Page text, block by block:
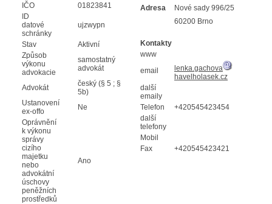
IČO
01823841
ID
datové
schránky
ujzwypn
Stav
Aktivní
Způsob
výkonu
advokacie
samostatný
advokát
Advokát
český (§ 5 ; §
5b)
Ustanovení
ex-offo
Ne
Oprávnění
k výkonu
správy
cizího
majetku
nebo
advokátní
úschovy
peněžních
prostředků
Ano
Adresa
Nové sady 996/25
60200 Brno
Kontakty
www
email
lenka.gachova
havelholasek.cz
další
emaily
Telefon
+420545423454
další
telefony
Mobil
Fax
+420545423421